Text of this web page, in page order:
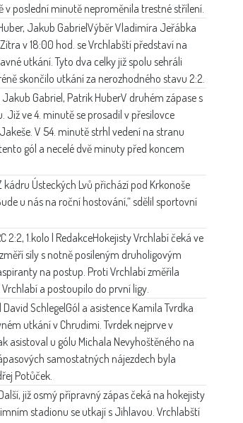
v poslední minutě neproměnila trestné střílení.
Jakub GabrielVýběr Vladimíra Jeřábka
v 18:00 hod. se Vrchlabští představí na
utkání. Tyto dva celky již spolu sehráli
skončilo utkání za nerozhodného stavu 2:2.
Jakub Gabriel, Patrik HuberV druhém zápase s
ve 4. minutě se prosadil v přesilovce
V 54. minutě strhl vedení na stranu
gól a necelé dvě minuty před koncem
kádru Ústeckých Lvů přichází pod Krkonoše
u nás na roční hostování,“ sdělil sportovní
2:2, 1.kolo | RedakceHokejisty Vrchlabí čeká ve
síly s notně posíleným druholigovým
na postup. Proti Vrchlabí změřila
a postoupilo do první ligy.
David SchlegelGól a asistence Kamila Tvrdka
utkání v Chrudimi. Tvrdek nejprve v
asistoval u gólu Michala Nevyhoštěného na
samostatných nájezdech byla
Potůček.
již osmý přípravný zápas čeká na hokejisty
stadionu se utkají s Jihlavou. Vrchlabští